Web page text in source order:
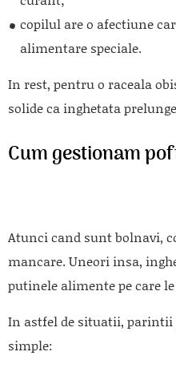
copilul are o afectiune
alimentare speciale.
In rest, pentru o raceala
solide ca inghetata
Cum gestionam
Atunci cand sunt bolnavi,
mancare. Uneori insa,
putinele alimente pe care
In astfel de situatii, parintii
simple: